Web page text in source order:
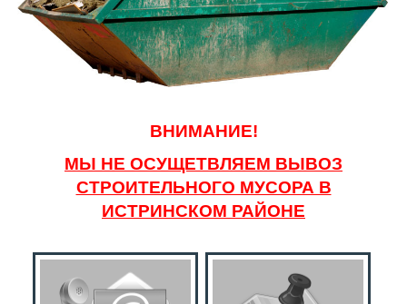
ВНИМАНИЕ!
МЫ НЕ ОСУЩЕТВЛЯЕМ ВЫВОЗ
СТРОИТЕЛЬНОГО МУСОРА В
ИСТРИНСКОМ РАЙОНЕ